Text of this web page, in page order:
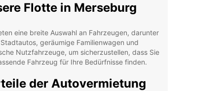
Flotte in Merseburg
eine breite Auswahl an Fahrzeugen, darunter
geräumige Familienwagen und
Nutzfahrzeuge, um sicherzustellen, dass Sie
Fahrzeug für Ihre Bedürfnisse finden.
der Autovermietung